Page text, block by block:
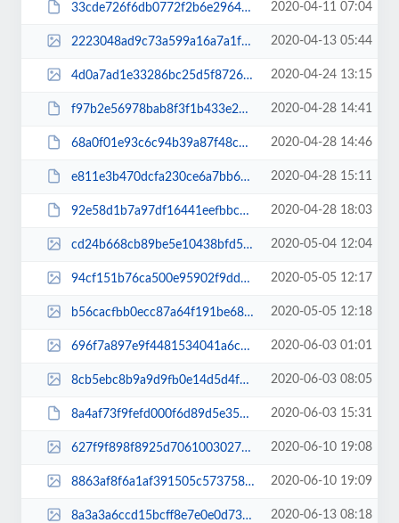
33cde726f6db0772f2b6e296470803dc.pdf 2020-04-11 07:04
2223048ad9c73a599a16a7a1f8683e53.jpg 2020-04-13 05:44
4d0a7ad1e33286bc25d5f87261049d1b.jpg 2020-04-24 13:15
f97b2e56978bab8f3f1b433e29bfff6b.pdf 2020-04-28 14:41
68a0f01e93c6c94b39a87f48cdb7a1bc.pdf 2020-04-28 14:46
e811e3b470dcfa230ce6a7bb6deedb5c.pdf 2020-04-28 15:11
92e58d1b7a97df16441eefbbc5bdfd7b.pdf 2020-04-28 18:03
cd24b668cb89be5e10438bfd54f2c80a.jpg 2020-05-04 12:04
94cf151b76ca500e95902f9dd009897e.png 2020-05-05 12:17
b56cacfbb0ecc87a64f191be68318750.png 2020-05-05 12:18
696f7a897e9f4481534041a6c6302e5f.jpg 2020-06-03 01:01
8cb5ebc8b9a9d9fb0e14d5d4f77ec7df.jpg 2020-06-03 08:05
8a4af73f9fefd000f6d89d5e358246f0.pdf 2020-06-03 15:31
627f9f898f8925d70610030274b1cb2c.jpg 2020-06-10 19:08
8863af8f6a1af391505c5737583305df.jpg 2020-06-10 19:09
8a3a3a6ccd15bcff8e7e0e0d73516c60.jpg 2020-06-13 08:18